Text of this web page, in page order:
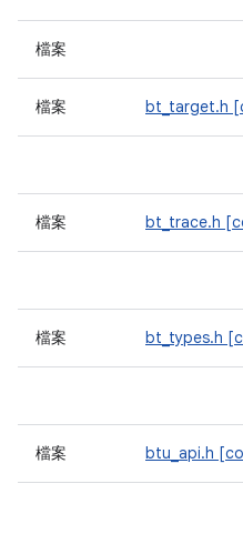
檔案
檔案 bt_target.h
檔案 bt_trace.h
檔案 bt_types.h
檔案 btu_api.h